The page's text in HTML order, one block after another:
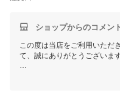
ショップからのコメン
この度は当店をご利用いただ
て、誠にありがとうございます
お客様よりいただくご意見